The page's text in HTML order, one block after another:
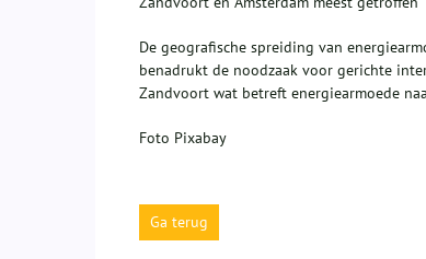
De geografische spreiding van
benadrukt de noodzaak voor gerichte
Zandvoort wat betreft energiearmoede
Foto Pixabay
Ga terug